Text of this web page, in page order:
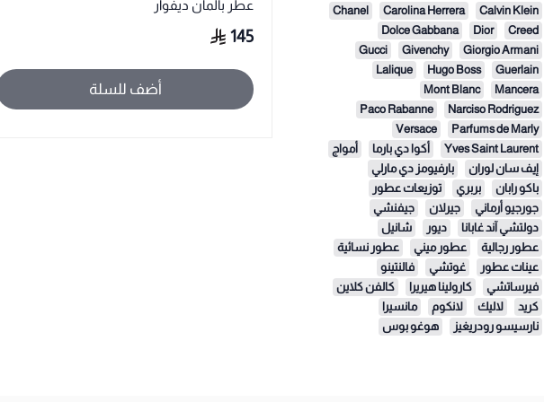
Calvin Klein
Carolina Herrera
Chanel
Creed
Dior
Dolce Gabbana
Giorgio Armani
Givenchy
Gucci
Guerlain
Hugo Boss
Lalique
Mancera
Mont Blanc
Narciso Rodriguez
Paco Rabanne
Parfums de Marly
Versace
Yves Saint Laurent
أكوا دي بارما
أمواج
إيف سان لوران
بارفيومز دي مارلي
باكو رابان
بربري
توزيعات عطور
جورجيو أرماني
جيرلان
جيفنشي
دولتشي آند غابانا
ديور
شانيل
عطور رجالية
عطور ميني
عطور نسائية
عينات عطور
غوتشي
فالنتينو
فيرساتشي
كارولينا هيريرا
كالفن كلاين
كريد
لاليك لانكوم
مانسيرا
نارسيسو رودريغيز
هوغو بوس
عطر بالمان ديفوار
145
أضف للسلة